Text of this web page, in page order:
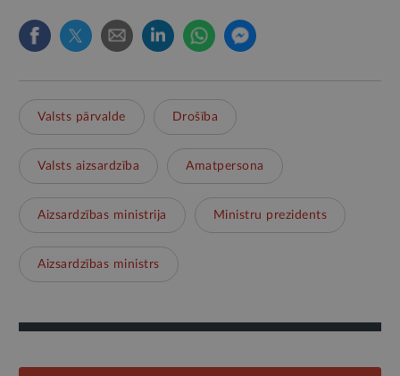
Valsts pārvalde Drošība
Valsts aizsardzība Amatpersona
Aizsardzības ministrija Ministru prezidents
Aizsardzības ministrs